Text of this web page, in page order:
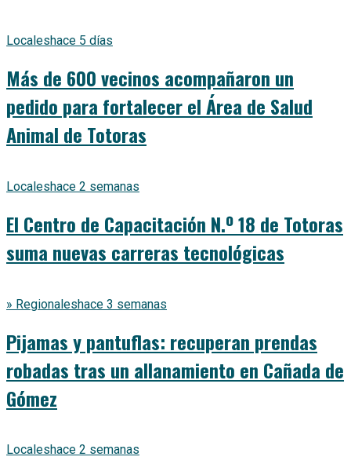
Localeshace 5 días
Más de 600 vecinos acompañaron un
pedido para fortalecer el Área de Salud
Animal de Totoras
Localeshace 2 semanas
El Centro de Capacitación N.º 18 de Totoras
suma nuevas carreras tecnológicas
» Regionaleshace 3 semanas
Pijamas y pantuflas: recuperan prendas
robadas tras un allanamiento en Cañada de
Gómez
Localeshace 2 semanas